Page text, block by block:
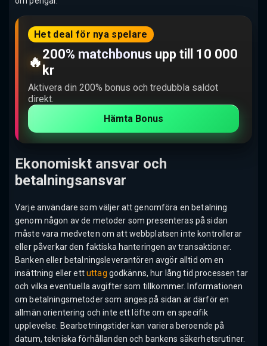
Het deal för nya spelare
🔥200% matchbonus upp till 10 000
kr
Aktivera din 200% bonus och tredubbla saldot
direkt.
Hämta Bonus
Ekonomiskt ansvar och
betalningsansvar
Varje användare som väljer att genomföra en betalning
genom någon av de metoder som presenteras på sidan
måste vara medveten om att webbplatsen inte kontrollerar
eller påverkar den faktiska hanteringen av transaktioner.
Banken eller betalningsleverantören avgör alltid om en
insättning eller ettuttag godkänns, hur lång tid processen tar
och vilka eventuella avgifter som tillkommer. Informationen
om betalningsmetoder som anges på sidan är därför en
allmän orientering och inte ett löfte om en specifik
upplevelse. Bearbetningstider kan variera beroende på
datum, tekniska förhållanden och bankens säkerhetsrutiner.